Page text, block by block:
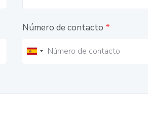
Número de contacto *